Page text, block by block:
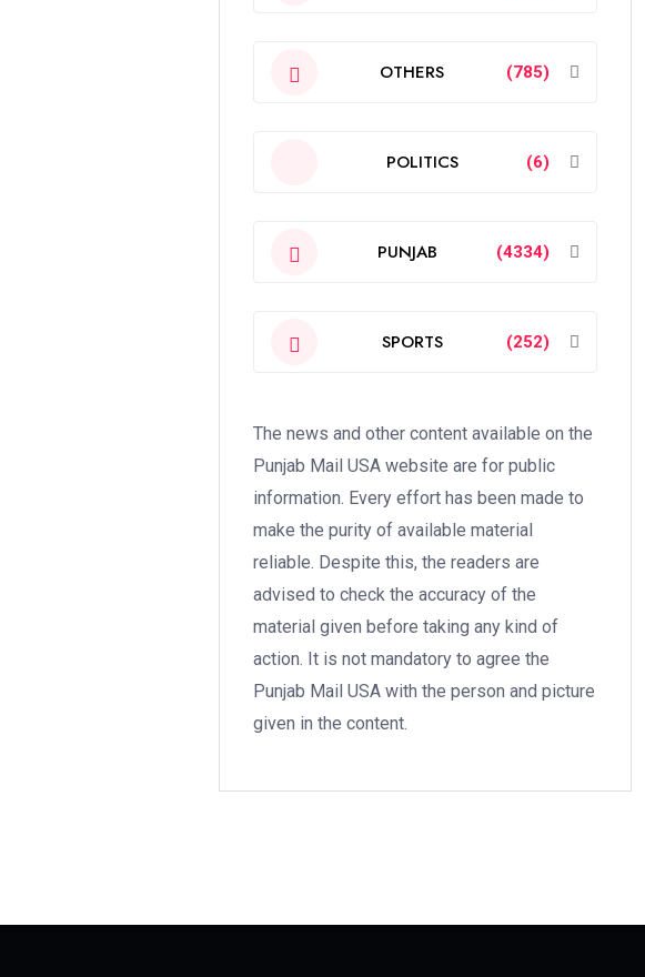
OTHERS (785)
POLITICS (6)
PUNJAB (4334)
SPORTS (252)
The news and other content available on the
Punjab Mail USA website are for public
information. Every effort has been made to
make the purity of available material
reliable. Despite this, the readers are
advised to check the accuracy of the
material given before taking any kind of
action. It is not mandatory to agree the
Punjab Mail USA with the person and picture
given in the content.